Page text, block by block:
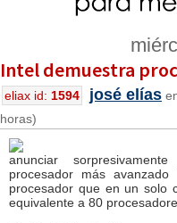
Intel demuestra
eliax id: 1594 josé elías
horas)
anunciar
procesador más
procesador que en un solo
equivalente a 80